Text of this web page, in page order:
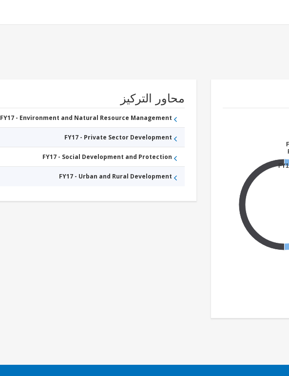
محاور التركيز
FY17 - Environment and Natural Resource Management
FY17 - Private Sector Development
FY17 - Social Development and Protection
FY17 - Urban and Rural Development